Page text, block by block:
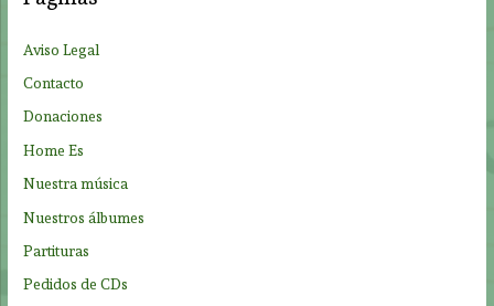
r
:
Aviso Legal
Contacto
Donaciones
Home Es
Nuestra música
Nuestros álbumes
Partituras
Pedidos de CDs